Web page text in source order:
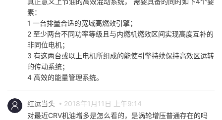
素：
1 一台排量合适的宽域高燃效引擎；
2 至少两台不同功率等级且与内燃机燃效区间实现高度互补的
非同位电机；
3 有这两台或以上电机所组成的能使引擎持续保持高效区运转
的传动系统；
4 高效的能量管理系统。
红运当头
2018年1月11日 上午9:14
对最近CRV机油增多是怎么看的，是涡轮增压普通存在的吗